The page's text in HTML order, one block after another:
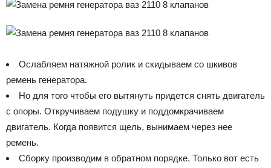
Ослабляем натяжной ролик и скидываем со шкивов
ремень генератора.
Но для того чтобы его вытянуть придется снять двигатель
с опоры. Откручиваем подушку и поддомкрачиваем
двигатель. Когда появится щель, вынимаем через нее
ремень.
Сборку производим в обратном порядке. Только вот есть